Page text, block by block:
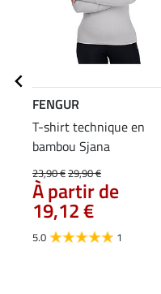
FENGUR
T-shirt technique en
bambou Sjana
23,90 €29,90 €
À partir de
19,12 €
5.0 1